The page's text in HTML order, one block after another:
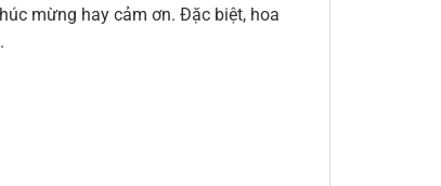
mừng hay cảm ơn. Đặc biệt, hoa